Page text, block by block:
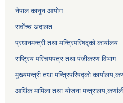
नेपाल कानून आयोग
सर्वाेच्च अदालत
प्रधानमन्त्री तथा मन्त्रिपरिषद्को कार्यालय
राष्ट्रिय परिचयपत्र तथा पंजीकरण विभाग
मुख्यमन्त्री तथा मन्त्रिपरिषद्को
आर्थिक मामिला तथा योजना